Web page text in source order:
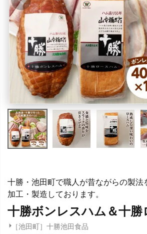
十勝・池田町で職人が昔ながらの製法
加工・製造しております。
十勝ボンレスハム＆十勝
［池田町］十勝池田食品